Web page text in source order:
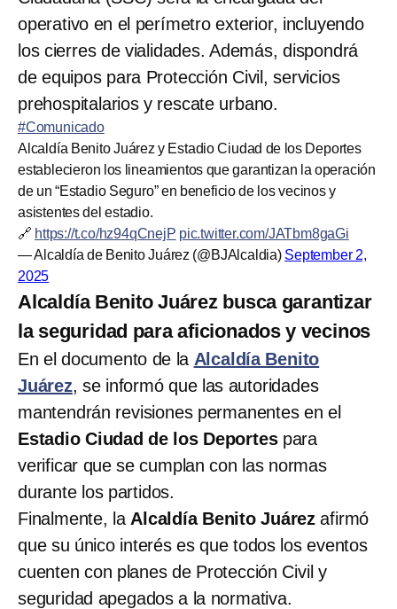
operativo en el perímetro exterior, incluyendo
los cierres de vialidades. Además, dispondrá
de equipos para Protección Civil, servicios
prehospitalarios y rescate urbano.
#Comunicado
Alcaldía Benito Juárez y Estadio Ciudad de los Deportes
establecieron los lineamientos que garantizan la operación
de un “Estadio Seguro” en beneficio de los vecinos y
asistentes del estadio.
🔗 https://t.co/hz94qCnejP pic.twitter.com/JATbm8gaGi
— Alcaldía de Benito Juárez (@BJAlcaldia) September 2,
2025
Alcaldía Benito Juárez busca garantizar
la seguridad para aficionados y vecinos
En el documento de la Alcaldía Benito
Juárez, se informó que las autoridades
mantendrán revisiones permanentes en el
Estadio Ciudad de los Deportespara
verificar que se cumplan con las normas
durante los partidos.
Finalmente, la Alcaldía Benito Juárez afirmó
que su único interés es que todos los eventos
cuenten con planes de Protección Civil y
seguridad apegados a la normativa.